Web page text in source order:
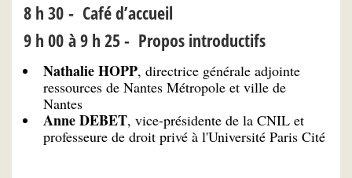
8 h 30 - Café d’accueil
9 h 00 à 9 h 25 - Propos introductifs
Nathalie HOPP, directrice générale adjointe
ressources de Nantes Métropole et ville de
Nantes
Anne DEBET, vice-présidente de la CNIL et
professeure de droit privé à l'Université Paris Cité